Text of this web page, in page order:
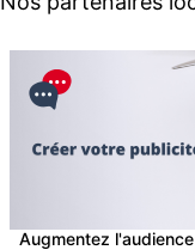
Augmentez